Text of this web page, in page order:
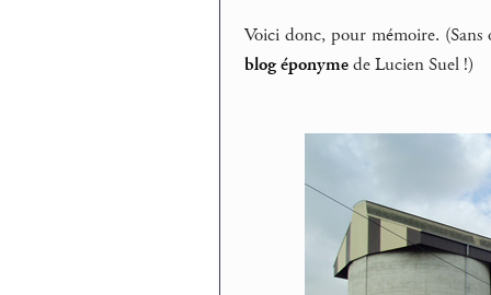
Voici donc, pour mémoire.
blog éponymede Lucien Suel !)